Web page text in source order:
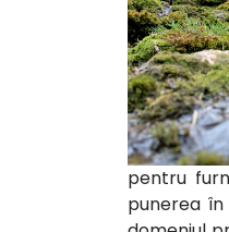
pentru
punerea